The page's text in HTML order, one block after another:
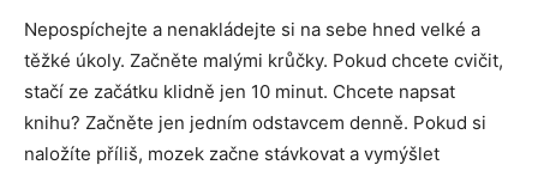
Nepospíchejte a nenakládejte si na sebe hned velké a
těžké úkoly. Začněte malými krůčky. Pokud chcete cvičit,
stačí ze začátku klidně jen 10 minut. Chcete napsat
knihu? Začněte jen jedním odstavcem denně. Pokud si
naložíte příliš, mozek začne stávkovat a vymýšlet